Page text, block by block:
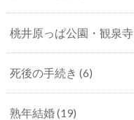
桃井原っぱ公園・観泉寺
死後の手続き (6)
熟年結婚(19)